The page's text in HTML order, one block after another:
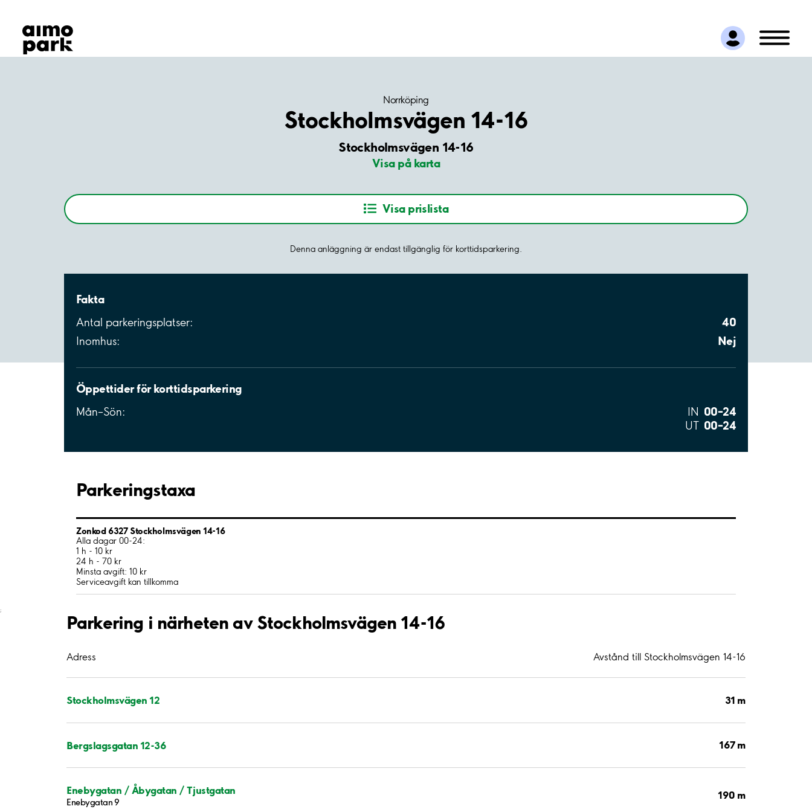
Hitta parkering
Samarbete
Kundservice
Norrköping
Stockholmsvägen 14-16
Stockholmsvägen 14-16
Visa på karta
Visa prislista
Denna anläggning är endast tillgänglig för korttidsparkering.
Fakta
Antal parkeringsplatser: 40
Inomhus: Nej
Öppettider för korttidsparkering
Mån–Sön: IN 00–24
UT 00–24
Parkeringstaxa
Zonkod 6327 Stockholmsvägen 14-16
Alla dagar 00-24:
1 h - 10 kr
24 h - 70 kr
Minsta avgift: 10 kr
Serviceavgift kan tillkomma
;
Parkering i närheten av Stockholmsvägen 14-16
Adress Avstånd till Stockholmsvägen 14-16
Stockholmsvägen 12 31 m
Bergslagsgatan 12-36 167 m
Enebygatan / Åbygatan / Tjustgatan
Enebygatan 9
190 m